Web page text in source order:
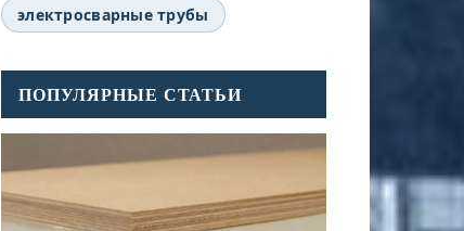
электросварные трубы
ПОПУЛЯРНЫЕ СТАТЬИ